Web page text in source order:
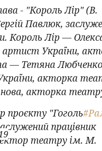
- "Король Лір" (В.
Павлюк,
Король Лір —
України,
— Тетяна
акторка
акторка
проєкту "Гоголь
працівник
театру ім. М.